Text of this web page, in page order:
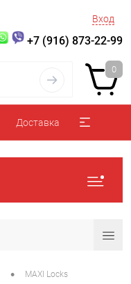
Вход
+7 (916) 873-22-99
0
Доставка
• MAXI Locks